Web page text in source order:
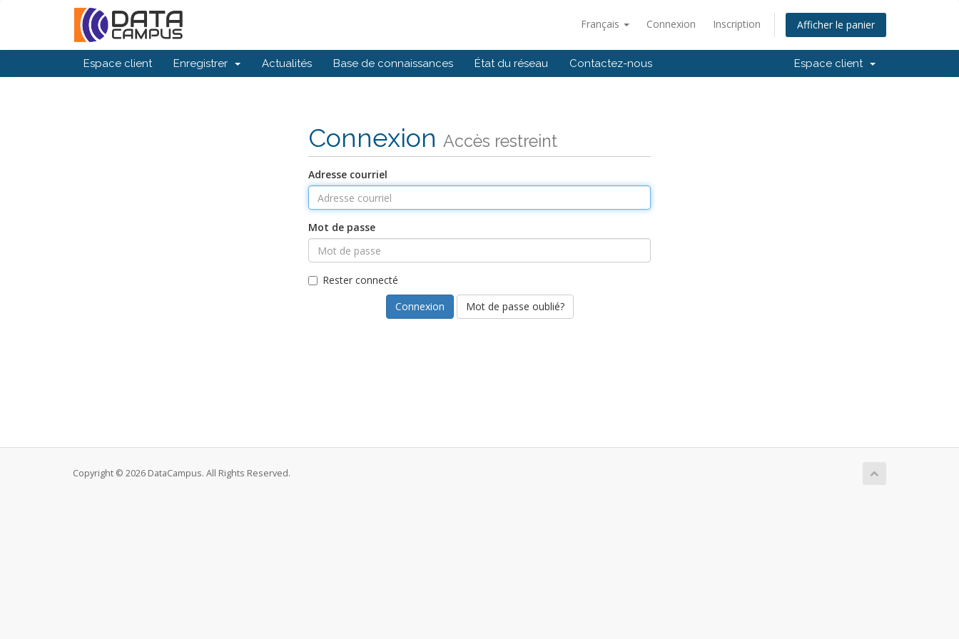
Français Connexion Inscription Afficher le panier
Espace client Enregistrer Actualités Base de connaissances État du réseau Contactez-nous Espace client
Connexion Accès restreint
Adresse courriel
Mot de passe
Rester connecté
Mot de passe oublié?
Copyright © 2026 DataCampus. All Rights Reserved.